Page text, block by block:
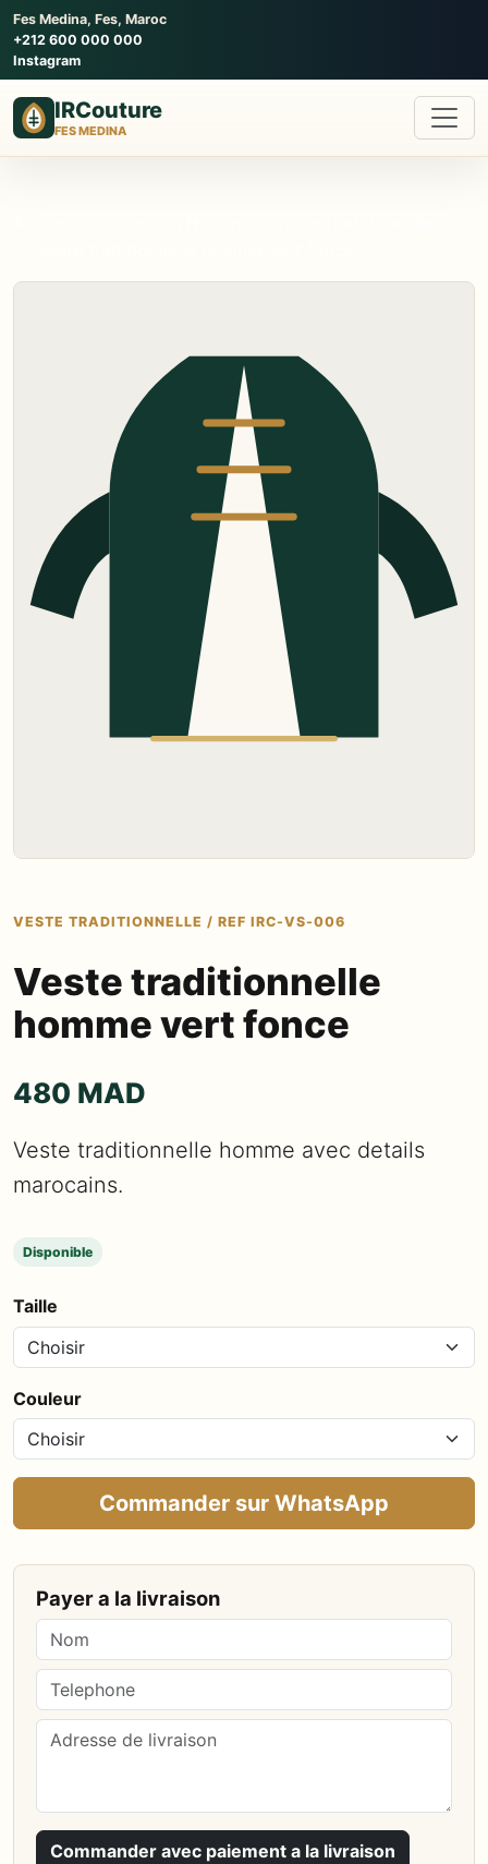
Fes Medina, Fes, Maroc
+212 600 000 000
Instagram
IRCouture
FES MEDINA
VESTE TRADITIONNELLE / REF IRC-VS-006
Veste traditionnelle
homme vert fonce
480 MAD
Veste traditionnelle homme avec details
marocains.
Disponible
Taille
Couleur
Commander sur WhatsApp
Payer a la livraison
Commander avec paiement a la livraison